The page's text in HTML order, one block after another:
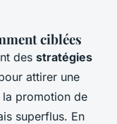
ciblées
des stratégies
attirer une
la promotion de
superflus. En